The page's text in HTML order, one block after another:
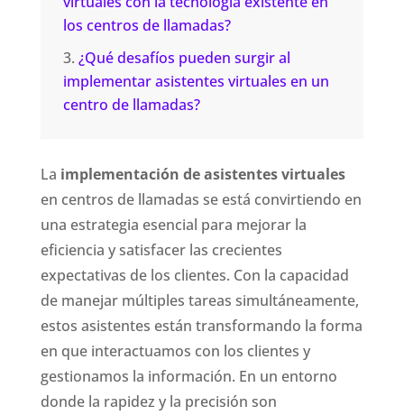
los centros de llamadas?
¿Qué desafíos pueden surgir al
implementar asistentes virtuales en un
centro de llamadas?
La implementación de asistentes virtuales
en centros de llamadas se está convirtiendo en
una estrategia esencial para mejorar la
eficiencia y satisfacer las crecientes
expectativas de los clientes. Con la capacidad
de manejar múltiples tareas simultáneamente,
estos asistentes están transformando la forma
en que interactuamos con los clientes y
gestionamos la información. En un entorno
donde la rapidez y la precisión son